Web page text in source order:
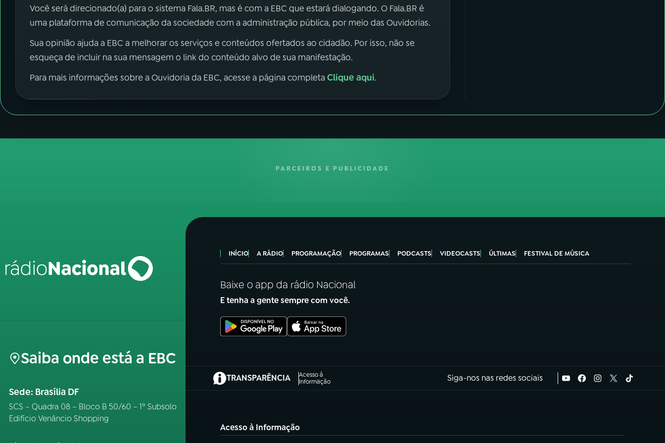
Você será direcionado(a) para o sistema Fala.BR, mas é com a EBC que estará dialogando. O Fala.BR é
uma plataforma de comunicação da sociedade com a administração pública, por meio das Ouvidorias.
Sua opinião ajuda a EBC a melhorar os serviços e conteúdos ofertados ao cidadão. Por isso, não se
esqueça de incluir na sua mensagem o link do conteúdo alvo de sua manifestação.
Para mais informações sobre a Ouvidoria da EBC, acesse a página completaClique aqui.
PARCEIROS E PUBLICIDADE
Saiba onde está a EBC
Sede: Brasília DF
SCS – Quadra 08 – Bloco B 50/60 – 1º Subsolo
Edifício Venâncio Shopping
INÍCIO A RÁDIO PROGRAMAÇÃO PROGRAMAS PODCASTS VIDEOCASTS ÚLTIMAS FESTIVAL DE MÚSICA
Baixe o app da rádio Nacional
E tenha a gente sempre com você.
TRANSPARÊNCIA
Acesso à
Informação
(abre em nova aba) Siga-nos nas redes sociais
Acesso à Informação